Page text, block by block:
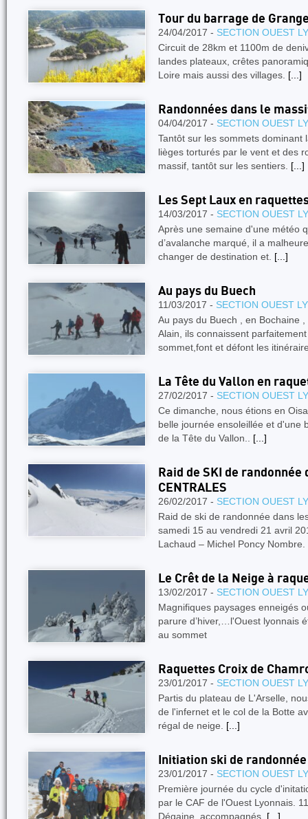
Tour du barrage de
24/04/2017 - SECTION OUEST
Circuit de 28km et 1100m de
landes plateaux, crêtes
Loire mais aussi des villages. [...]
Randonnées dans le
04/04/2017 - SECTION OUEST
Tantôt sur les sommets dominant
lièges torturés par le vent et des
massif, tantôt sur les sentiers. [...]
Les Sept Laux en
14/03/2017 - SECTION OUEST
Après une semaine d'une météo
d’avalanche marqué, il a
changer de destination et. [...]
Au pays du Buech
11/03/2017 - SECTION OUEST
Au pays du Buech , en Bochaine
Alain, ils connaissent
sommet,font et défont les
La Tête du Vallon en
27/02/2017 - SECTION OUEST
Ce dimanche, nous étions en
belle journée ensoleillée et d'une
de la Tête du Vallon.. [...]
Raid de SKI de randonnée
CENTRALES
26/02/2017 - SECTION OUEST
Raid de ski de randonnée dans
samedi 15 au vendredi 21 avril
Lachaud – Michel Poncy Nombre.
Le Crêt de la Neige à
13/02/2017 - SECTION OUEST
Magnifiques paysages enneigés
parure d’hiver,…l'Ouest lyonnais
au sommet
Raquettes Croix de
23/01/2017 - SECTION OUEST
Partis du plateau de L'Arselle,
de l'infernet et le col de la Botte
régal de neige. [...]
Initiation ski de
23/01/2017 - SECTION OUEST
Première journée du cycle
par le CAF de l'Ouest Lyonnais.
Dégaine, accompagnés. [...]